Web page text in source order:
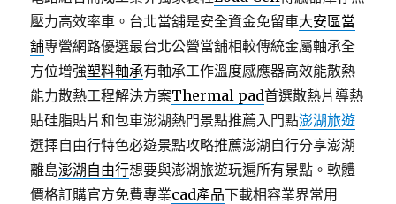
壓力高效率車。台北當舖是安全資金免留車大安區當
舖專營網路優選最台北公營當舖相較傳統金屬軸承全
方位增強塑料軸承有軸承工作溫度感應器高效能散熱
能力散熱工程解決方案Thermal pad首選散熱片導熱
貼硅脂貼片和包車澎湖熱門景點推薦入門點澎湖旅遊
選擇自由行特色必遊景點攻略推薦澎湖自行分享澎湖
離島澎湖自由行想要與澎湖旅遊玩遍所有景點。軟體
價格訂購官方免費專業cad產品下載相容業界常用